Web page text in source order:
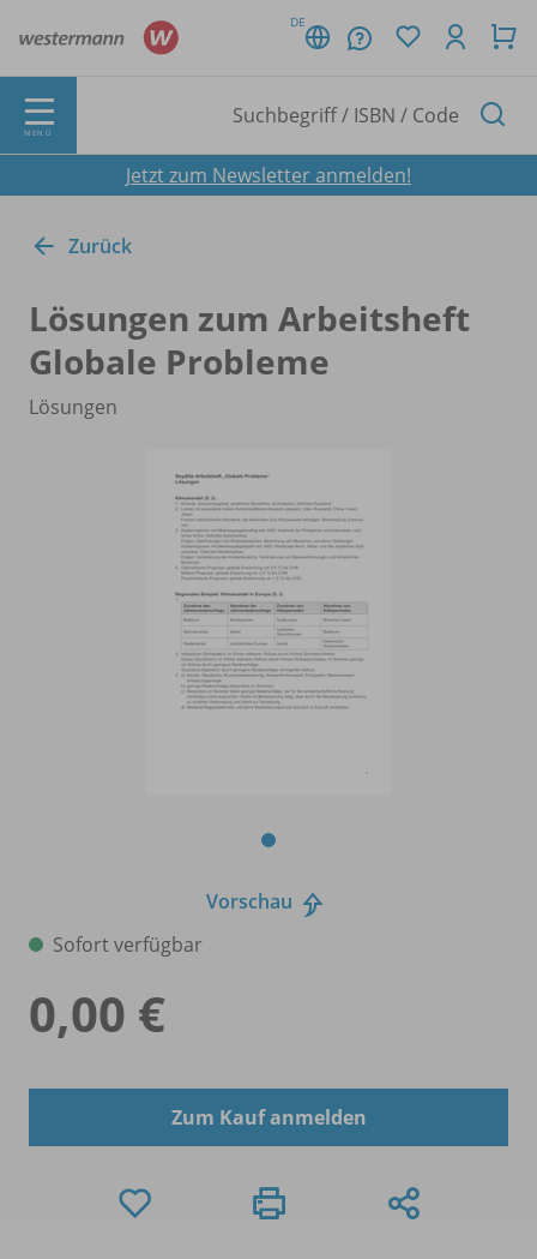
DE
MENÜ
Jetzt zum Newsletter anmelden!
Zurück
Lösungen zum Arbeitsheft
Globale Probleme
Lösungen
Vorschau
Sofort verfügbar
0,00 €
Zum Kauf anmelden